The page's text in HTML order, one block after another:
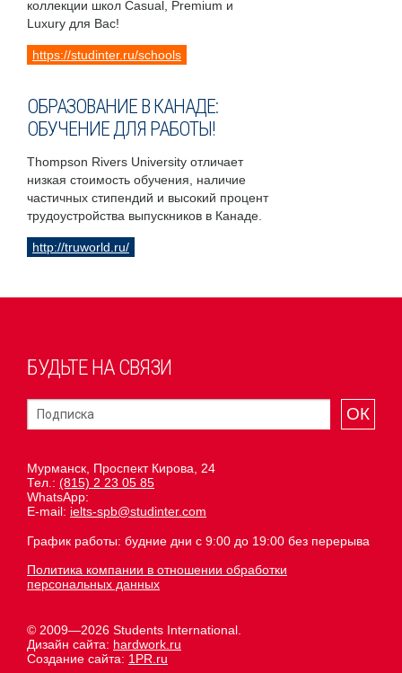
коллекции школ Casual, Premium и
Luxury для Вас!
https://studinter.ru/schools
ОБРАЗОВАНИЕ В КАНАДЕ:
ОБУЧЕНИЕ ДЛЯ РАБОТЫ!
Thompson Rivers University отличает
низкая стоимость обучения, наличие
частичных стипендий и высокий процент
трудоустройства выпускников в Канаде.
http://truworld.ru/
БУДЬТЕ НА СВЯЗИ
ОК
Мурманск, Проспект Кирова, 24
Тел.: (815) 2 23 05 85
WhatsApp:
E-mail: ielts-spb@studinter.com
График работы: будние дни с 9:00 до 19:00 без перерыва
Политика компании в отношении обработки
персональных данных
© 2009—2026 Students International.
Дизайн сайта: hardwork.ru
Создание сайта: 1PR.ru